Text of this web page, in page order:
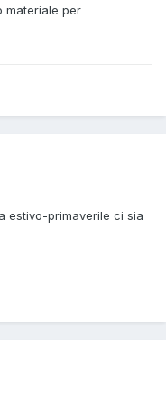
materiale per
estivo-primaverile ci sia